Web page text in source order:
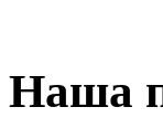
Наша